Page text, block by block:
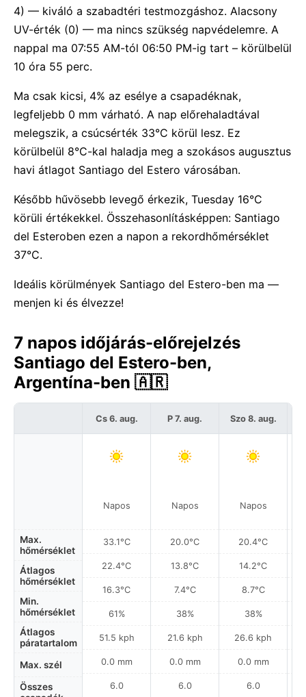
4) — kiváló a szabadtéri testmozgáshoz. Alacsony
UV-érték (0) — ma nincs szükség napvédelemre. A
nappal ma 07:55 AM-tól 06:50 PM-ig tart – körülbelül
10 óra 55 perc.
Ma csak kicsi, 4% az esélye a csapadéknak,
legfeljebb 0 mm várható. A nap előrehaladtával
melegszik, a csúcsérték 33°C körül lesz. Ez
körülbelül 8°C-kal haladja meg a szokásos augusztus
havi átlagot Santiago del Estero városában.
Később hűvösebb levegő érkezik, Tuesday 16°C
körüli értékekkel. Összehasonlításképpen: Santiago
del Esteroben ezen a napon a rekordhőmérséklet
37°C.
Ideális körülmények Santiago del Estero-ben ma —
menjen ki és élvezze!
7 napos időjárás-előrejelzés
Santiago del Estero-ben,
Argentína-ben 🇦🇷
Max.
hőmérséklet
Átlagos
hőmérséklet
Min.
hőmérséklet
Átlagos
páratartalom
Max. szél
Összes
Cs 6. aug.
Napos
33.1°C
22.4°C
16.3°C
61%
51.5 kph
0.0 mm
6.0
P 7. aug.
Napos
20.0°C
13.8°C
7.4°C
38%
21.6 kph
0.0 mm
6.0
Szo 8. aug.
Napos
20.4°C
14.2°C
8.7°C
38%
26.6 kph
0.0 mm
6.0